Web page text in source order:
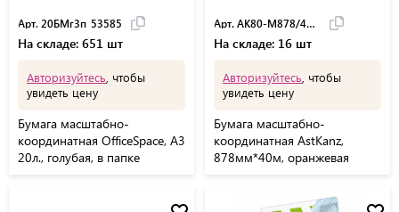
Арт. 20БМг3п_53585
На складе: 651 шт
Авторизуйтесь , чтобы
увидеть цену
Бумага масштабно-
координатная OfficeSpace, А3
20л., голубая, в папке
Арт. АК80-М878/40БО (10)
На складе: 16 шт
Авторизуйтесь , чтобы
увидеть цену
Бумага масштабно-
координатная AstKanz,
878мм*40м, оранжевая